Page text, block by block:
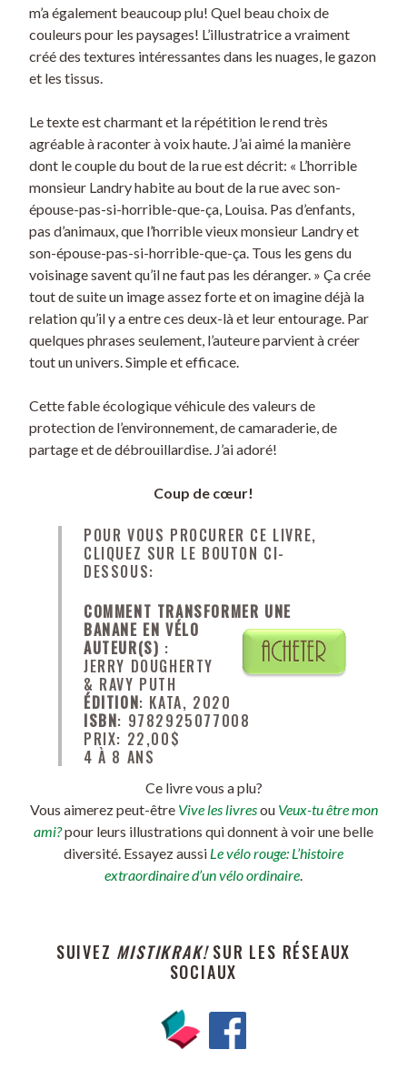
m’a également beaucoup plu! Quel beau choix de
couleurs pour les paysages! L’illustratrice a vraiment
créé des textures intéressantes dans les nuages, le gazon
et les tissus.
Le texte est charmant et la répétition le rend très
agréable à raconter à voix haute. J’ai aimé la manière
dont le couple du bout de la rue est décrit: « L’horrible
monsieur Landry habite au bout de la rue avec son-
épouse-pas-si-horrible-que-ça, Louisa. Pas d’enfants,
pas d’animaux, que l’horrible vieux monsieur Landry et
son-épouse-pas-si-horrible-que-ça. Tous les gens du
voisinage savent qu’il ne faut pas les déranger. » Ça crée
tout de suite un image assez forte et on imagine déjà la
relation qu’il y a entre ces deux-là et leur entourage. Par
quelques phrases seulement, l’auteure parvient à créer
tout un univers. Simple et efficace.
Cette fable écologique véhicule des valeurs de
protection de l’environnement, de camaraderie, de
partage et de débrouillardise. J’ai adoré!
Coup de cœur!
POUR VOUS PROCURER CE LIVRE,
CLIQUEZ SUR LE BOUTON CI-
DESSOUS:
COMMENT TRANSFORMER UNE
BANANE EN VÉLO
AUTEUR(S) :
JERRY DOUGHERTY
& RAVY PUTH
ÉDITION: KATA, 2020
ISBN: 9782925077008
PRIX: 22,00$
4 À 8 ANS
Ce livre vous a plu?
Vous aimerez peut-être Vive les livresou Veux-tu être mon
ami?pour leurs illustrations qui donnent à voir une belle
diversité. Essayez aussi Le vélo rouge: L’histoire
extraordinaire d’un vélo ordinaire
SUIVEZ MISTIKRAK!SUR LES RÉSEAUX
SOCIAUX